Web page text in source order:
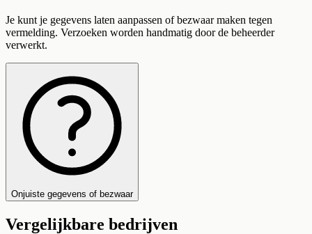
Je kunt je gegevens laten aanpassen of bezwaar maken tegen
vermelding. Verzoeken worden handmatig door de beheerder
verwerkt.
Onjuiste gegevens of bezwaar
Vergelijkbare bedrijven